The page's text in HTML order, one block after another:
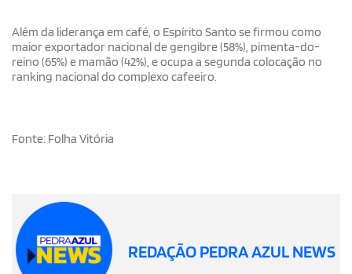
Além da liderança em café, o Espírito Santo se firmou como
maior exportador nacional de gengibre (58%), pimenta-do-
reino (65%) e mamão (42%), e ocupa a segunda colocação no
ranking nacional do complexo cafeeiro.
Fonte: Folha Vitória
REDAÇÃO PEDRA AZUL NEWS